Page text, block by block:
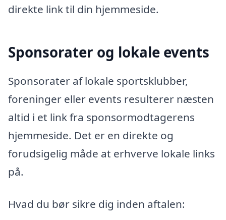
direkte link til din hjemmeside.
Sponsorater og lokale events
Sponsorater af lokale sportsklubber,
foreninger eller events resulterer næsten
altid i et link fra sponsormodtagerens
hjemmeside. Det er en direkte og
forudsigelig måde at erhverve lokale links
på.
Hvad du bør sikre dig inden aftalen: